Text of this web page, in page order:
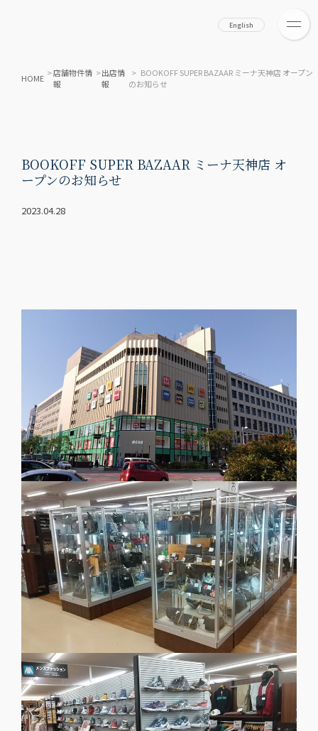
English
HOME >店舗物件情
報
>出店情
報
> BOOKOFF SUPER BAZAAR ミーナ天神店 オープン
のお知らせ
BOOKOFF SUPER BAZAAR ミーナ天神店 オ
ープンのお知らせ
2023.04.28